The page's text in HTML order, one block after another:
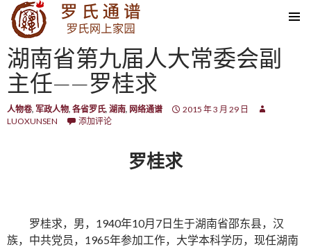
SKIP TO CONTENT
湖南省第九届人大常委会副
主任——罗桂求
人物卷, 军政人物, 各省罗氏, 湖南, 网络通谱
2015 年 3 月 29 日
LUOXUNSEN
添加评论
罗桂求
罗桂求，男，1940年10月7日生于湖南省邵东县，汉
族，中共党员，1965年参加工作，大学本科学历，现任湖南